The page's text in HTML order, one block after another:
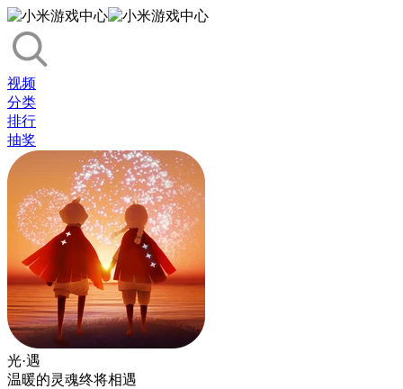
视频
分类
排行
抽奖
光·遇
温暖的灵魂终将相遇